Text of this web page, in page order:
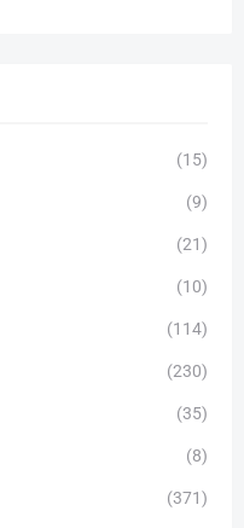
(15)
(9)
(21)
(10)
(114)
(230)
(35)
(8)
(371)